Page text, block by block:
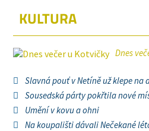
KULTURA
Dnes
Slavná pouť v Netíně už klepe na
Sousedská párty pokřtila nové
Umění v kovu a ohni
Na koupališti dávali Nečekané